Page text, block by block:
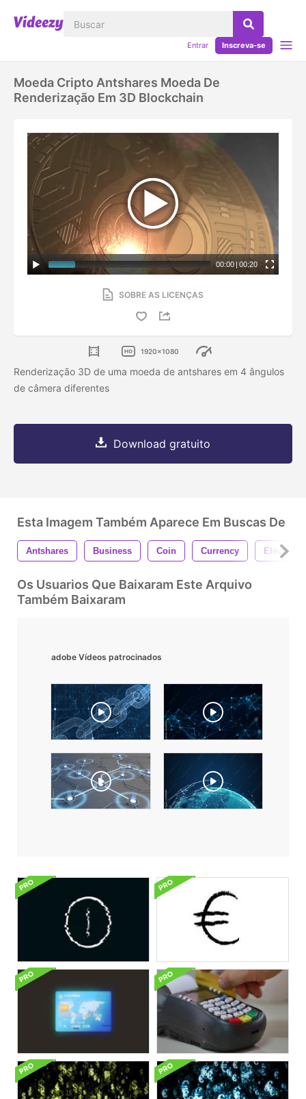
Entrar Inscreva-se
Moeda Cripto Antshares Moeda De
Renderização Em 3D Blockchain
00:00 | 00:20
SOBRE AS LICENÇAS
1920x1080
Renderização 3D de uma moeda de antshares em 4 ângulos
de câmera diferentes
Download gratuito
Esta Imagem Também Aparece Em Buscas De
Antshares Business Coin Currency Electronic
Os Usuarios Que Baixaram Este Arquivo
Também Baixaram
adobe Vídeos patrocinados